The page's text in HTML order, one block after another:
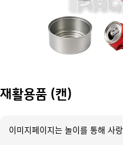
재활용품 (캔)
이미지페이지는 놀이를 통해 사